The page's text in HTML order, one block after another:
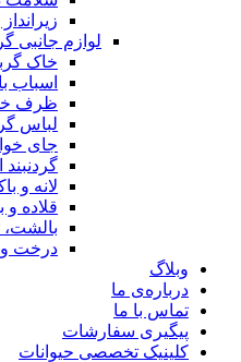
لوازم جانبی
خاک
اسباب
ظرف
لباس
جای
گردنبند
لانه و
قلاده و
بالشت،
درخت و
وبلاگ
درباره‌ی ما
تماس با ما
پیگیری سفارشات
کلینیک تخصصی حیوانات